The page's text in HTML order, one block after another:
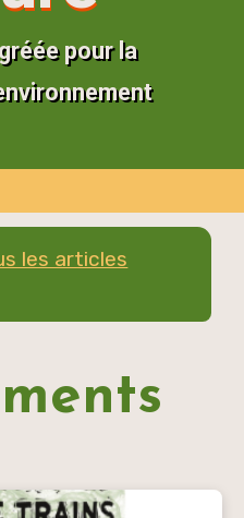
pour la
les articles